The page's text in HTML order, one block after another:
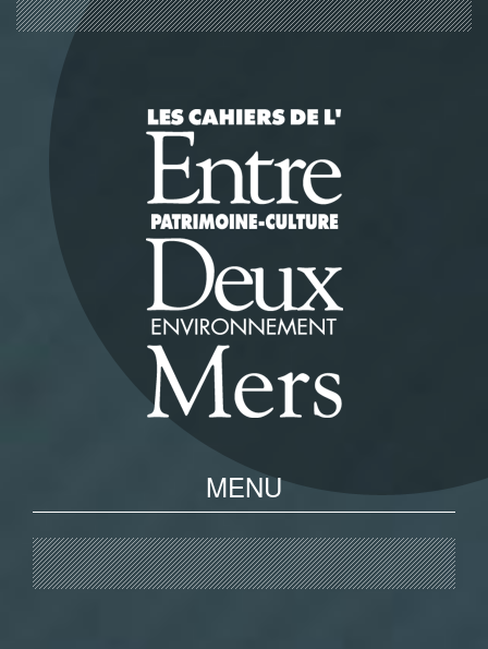
MENU
Panneau de gestion des cookies